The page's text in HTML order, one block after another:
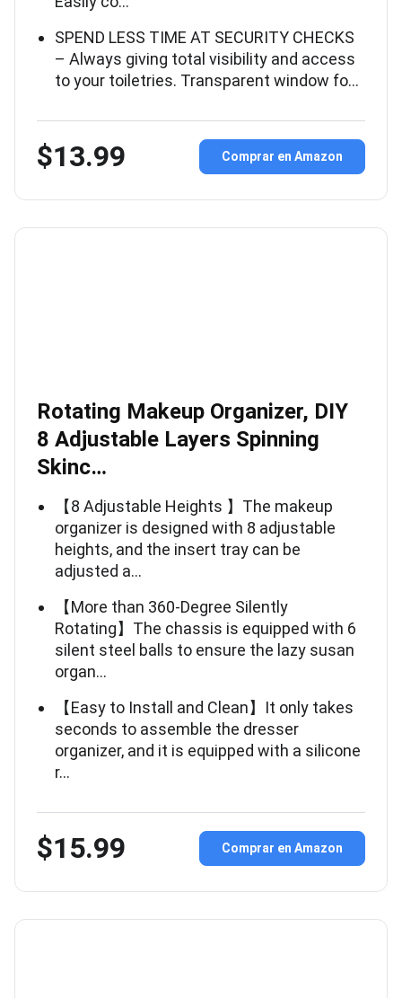
SPEND LESS TIME AT SECURITY CHECKS
– Always giving total visibility and access
to your toiletries. Transparent window fo…
$13.99 Comprar en Amazon
Rotating Makeup Organizer, DIY
8 Adjustable Layers Spinning
Skinc…
【8 Adjustable Heights 】The makeup
organizer is designed with 8 adjustable
heights, and the insert tray can be
adjusted a…
【More than 360-Degree Silently
Rotating】The chassis is equipped with 6
silent steel balls to ensure the lazy susan
organ…
【Easy to Install and Clean】It only takes
seconds to assemble the dresser
organizer, and it is equipped with a silicone
r…
$15.99 Comprar en Amazon